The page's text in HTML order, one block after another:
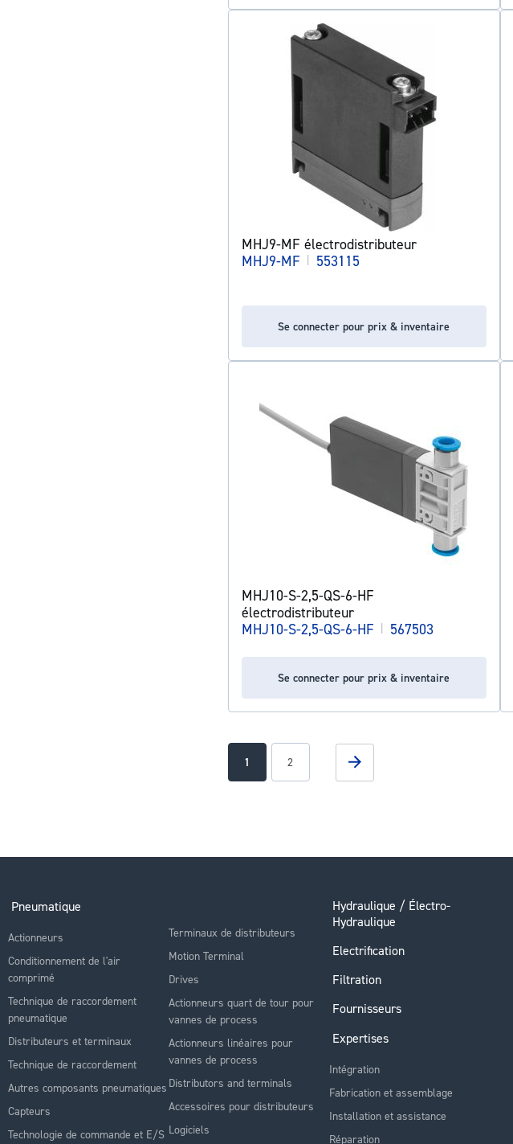
MHJ9-MF électrodistributeur
MHJ9-MF | 553115
Se connecter pour prix & inventaire
MHJ10-S-2,5-QS-6-HF
électrodistributeur
MHJ10-S-2,5-QS-6-HF | 567503
Se connecter pour prix & inventaire
PageYou're currently reading page
1 Page
2 Page
Suivant
Pneumatique
Actionneurs
Conditionnement de l'air
comprimé
Technique de raccordement
pneumatique
Distributeurs et terminaux
Technique de raccordement
Autres composants pneumatiques
Capteurs
Technologie de commande et E/S
Terminaux de distributeurs
Motion Terminal
Drives
Actionneurs quart de tour pour
vannes de process
Actionneurs linéaires pour
vannes de process
Distributors and terminals
Accessoires pour distributeurs
Logiciels
Hydraulique / Électro-
Hydraulique
Electrification
Filtration
Fournisseurs
Expertises
Intégration
Fabrication et assemblage
Installation et assistance
Réparation